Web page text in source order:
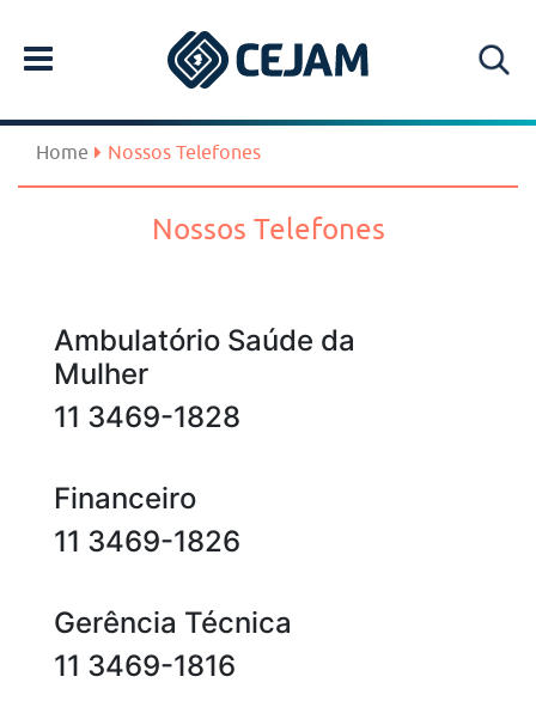
Home Nossos Telefones
Nossos Telefones
Ambulatório Saúde da
Mulher
11 3469-1828
Financeiro
11 3469-1826
Gerência Técnica
11 3469-1816